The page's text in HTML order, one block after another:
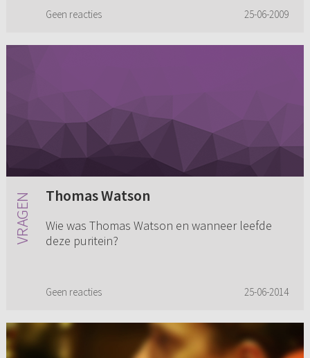
Geen reacties 25-06-2009
Thomas Watson
Wie was Thomas Watson en wanneer leefde
deze puritein?
Geen reacties 25-06-2014